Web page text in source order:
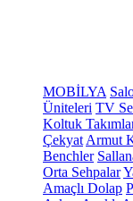
MOBİLYA
Üniteleri TV
Koltuk
Çekyat Armut
Benchler
Orta Sehpalar
Amaçlı Dolap